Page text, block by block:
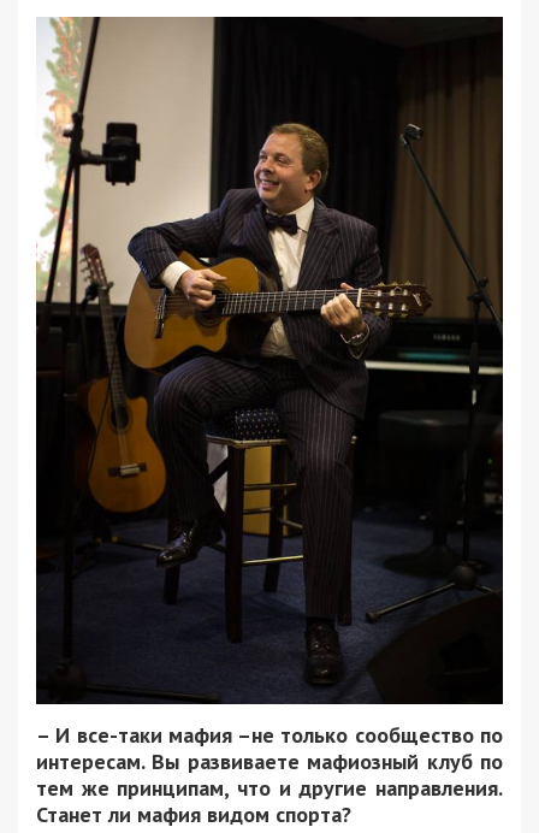
– И все-таки мафия –не только сообщество по
интересам. Вы развиваете мафиозный клуб по
тем же принципам, что и другие направления.
Станет ли мафия видом спорта?